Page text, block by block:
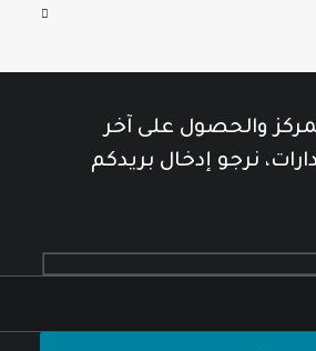
والحصول على آخر
نرجو إدخال بريدكم